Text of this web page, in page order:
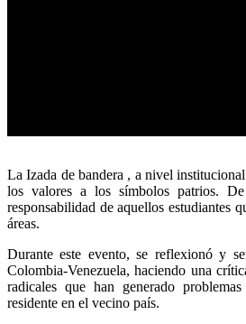
La Izada de bandera , a nivel
los valores a los símbolos patrios.
responsabilidad de aquellos estudiantes
áreas.
Durante este evento, se reflexionó y
Colombia-Venezuela, haciendo una
radicales que han generado
residente en el vecino país.